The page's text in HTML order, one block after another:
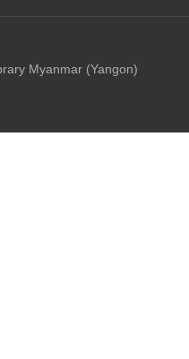
Myanmar (Yangon)